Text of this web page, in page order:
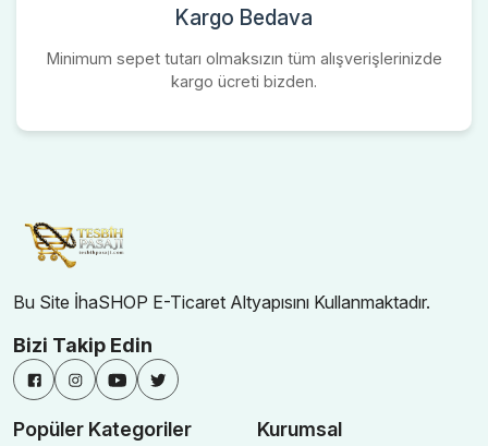
Kargo Bedava
Minimum sepet tutarı olmaksızın tüm alışverişlerinizde
kargo ücreti bizden.
Bu Site İhaSHOP E-Ticaret Altyapısını Kullanmaktadır.
Bizi Takip Edin
Popüler Kategoriler Kurumsal